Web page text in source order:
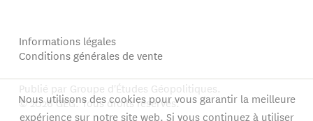
Informations légales
Conditions générales de vente
Publié par Groupe d'Études Géopolitiques.
© 2026 GEG. Tous droits réservés.
Nous utilisons des cookies pour vous garantir la meilleure
expérience sur notre site web. Si vous continuez à utiliser